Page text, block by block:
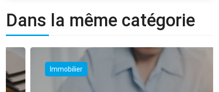
Dans la même catégorie
Immobilier